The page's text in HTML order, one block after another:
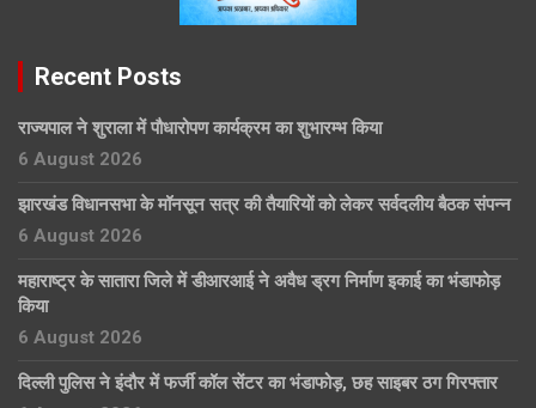
Recent Posts
राज्यपाल ने शुराला में पौधारोपण कार्यक्रम का शुभारम्भ किया
6 August 2026
झारखंड विधानसभा के मॉनसून सत्र की तैयारियों को लेकर सर्वदलीय बैठक संपन्न
6 August 2026
महाराष्ट्र के सातारा जिले में डीआरआई ने अवैध ड्रग निर्माण इकाई का भंडाफोड़
किया
6 August 2026
दिल्ली पुलिस ने इंदौर में फर्जी कॉल सेंटर का भंडाफोड़, छह साइबर ठग गिरफ्तार